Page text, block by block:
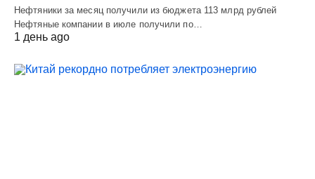
Нефтяники за месяц получили из бюджета 113 млрд рублей
Нефтяные компании в июле получили по…
1 день ago